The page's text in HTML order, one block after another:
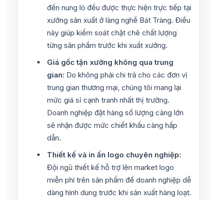
đến nung lò đều được thực hiện trực tiếp tại
xưởng sản xuất ở làng nghề Bát Tràng. Điều
này giúp kiểm soát chặt chẽ chất lượng
từng sản phẩm trước khi xuất xưởng.
Giá gốc tận xưởng không qua trung
gian: Do không phải chi trả cho các đơn vị
trung gian thương mại, chúng tôi mang lại
mức giá sỉ cạnh tranh nhất thị trường.
Doanh nghiệp đặt hàng số lượng càng lớn
sẽ nhận được mức chiết khấu càng hấp
dẫn.
Thiết kế và in ấn logo chuyên nghiệp:
Đội ngũ thiết kế hỗ trợ lên market logo
miễn phí trên sản phẩm để doanh nghiệp dễ
dàng hình dung trước khi sản xuất hàng loạt.